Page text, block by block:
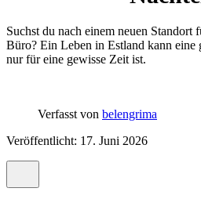
Suchst du nach einem neuen Standort
Büro? Ein Leben in Estland kann eine
nur für eine gewisse Zeit ist.
Verfasst von belengrima
Veröffentlicht: 17. Juni 2026